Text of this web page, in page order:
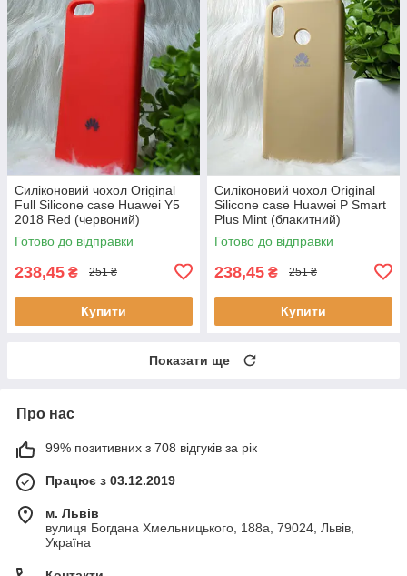
Силіконовий чохол Original
Full Silicone case Huawei Y5
2018 Red (червоний)
Готово до відправки
238,45 ₴ 251 ₴
Купити
Силіконовий чохол Original
Silicone case Huawei P Smart
Plus Mint (блакитний)
Premium
Готово до відправки
238,45 ₴ 251 ₴
Купити
Показати ще
Про нас
99% позитивних з 708 відгуків за рік
Працює з 03.12.2019
м. Львів
вулиця Богдана Хмельницького, 188а, 79024, Львів,
Україна